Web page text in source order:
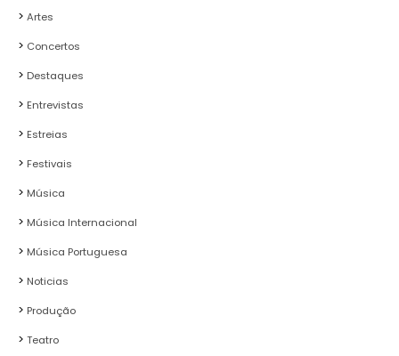
Artes
Concertos
Destaques
Entrevistas
Estreias
Festivais
Música
Música Internacional
Música Portuguesa
Noticias
Produção
Teatro